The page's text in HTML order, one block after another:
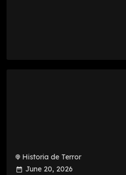
Historia de Terror
June 20, 2026